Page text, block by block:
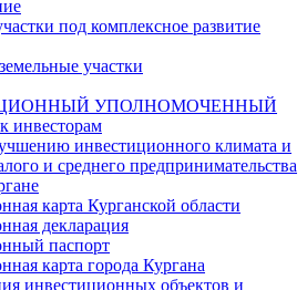
под комплексное развитие
участки
УПОЛНОМОЧЕННЫЙ
инвесторам
инвестиционного климата и
и среднего предпринимательства
карта Курганской области
декларация
паспорт
карта города Кургана
инвестиционных объектов и